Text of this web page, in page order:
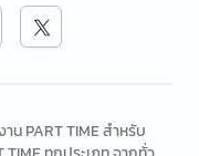
PART TIME สำหรับ